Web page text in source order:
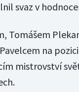
svaz v
Tomášem
na
mistrovství